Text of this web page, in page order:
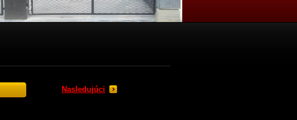
Nasledujúci